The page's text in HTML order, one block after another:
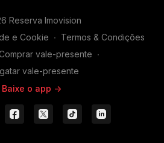
Reserva Imovision
e Cookie ∙ Termos & Condições
vale-presente ∙
vale-presente
Baixe o app ->